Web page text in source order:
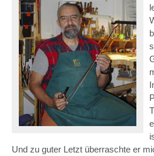
Und zu guter Letzt überraschte er